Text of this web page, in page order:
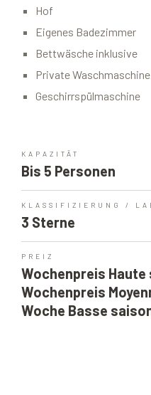
Hof
Eigenes Badezimmer
Bettwäsche inklusive
Private Waschmaschine
Geschirrspülmaschine
KAPAZITÄT
Bis 5 Personen
KLASSIFIZIERUNG /
3 Sterne
PREIZ
Wochenpreis Haute
Wochenpreis
Woche Basse